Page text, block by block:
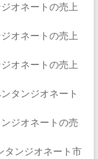
オネートの売上
オネートの売上
オネートの売上
タンジオネート
ジオネートの売
タンジオネート市